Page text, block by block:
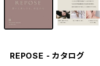
REPOSE - カタログ